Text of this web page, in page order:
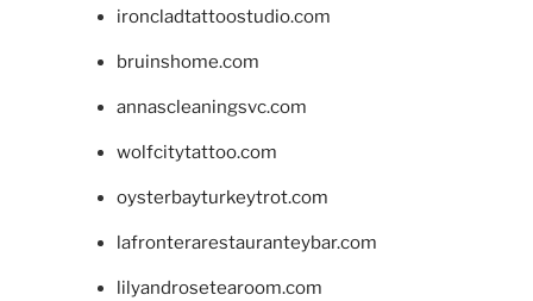
ironcladtattoostudio.com
bruinshome.com
annascleaningsvc.com
wolfcitytattoo.com
oysterbayturkeytrot.com
lafronterarestauranteybar.com
lilyandrosetearoom.com